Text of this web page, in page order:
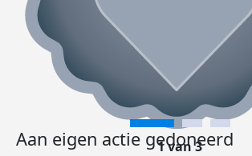
Aan eigen actie gedoneerd
1 van 3